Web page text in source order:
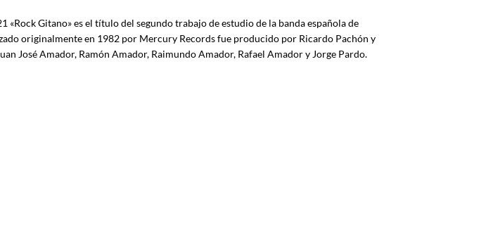
Gitano» es el título del segundo trabajo de estudio de la banda española de
originalmente en 1982 por Mercury Records fue producido por Ricardo Pachón y
José Amador, Ramón Amador, Raimundo Amador, Rafael Amador y Jorge Pardo.